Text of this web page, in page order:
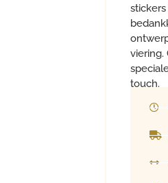
viering.
touch.